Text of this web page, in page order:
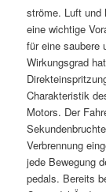
ströme. Luft und
eine wichtige
für eine saubere
Wirkungsgrad
Charakteristik
Motors. Der
Verbrennung
jede Bewegung
pedals. Bereits